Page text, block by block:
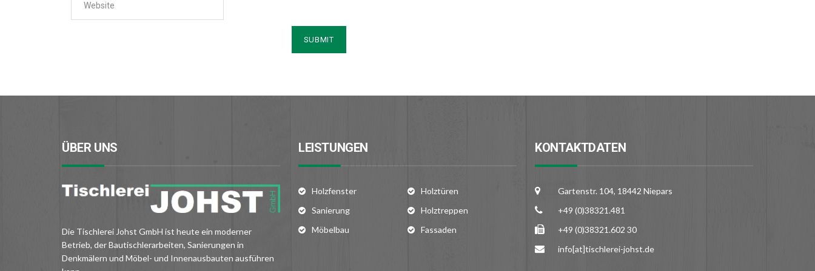
ÜBER UNS
Die Tischlerei Johst GmbH ist heute ein moderner
Betrieb, der Bautischlerarbeiten, Sanierungen in
Denkmälern und Möbel- und Innenausbauten ausführen
LEISTUNGEN
Holzfenster
Holztüren
Sanierung
Holztreppen
Möbelbau
Fassaden
KONTAKTDATEN
Gartenstr. 104, 18442 Niepars
+49 (0)38321.481
+49 (0)38321.602 30
info[at]tischlerei-johst.de